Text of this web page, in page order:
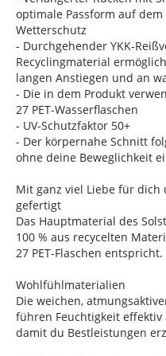
optimale Passform auf
Wetterschutz
- Durchgehender YKK-
Recyclingmaterial
langen Anstiegen und an
- Die in dem Produkt
27 PET-Wasserflaschen
- UV-Schutzfaktor 50+
- Der körpernahe Schnitt
ohne deine Beweglichkeit
Mit ganz viel Liebe für dich
gefertigt
Das Hauptmaterial des
100 % aus recycelten
27 PET-Flaschen entspricht.
Wohlfühlmaterialien
Die weichen,
führen Feuchtigkeit
damit du Bestleistungen